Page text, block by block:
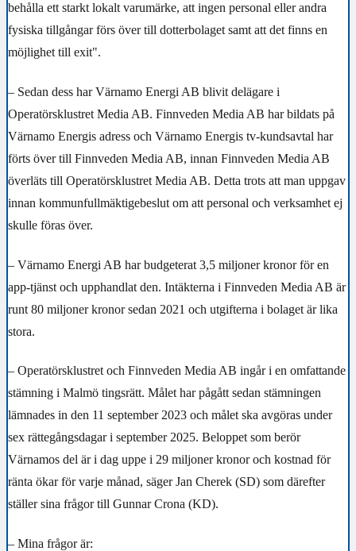
behålla ett starkt lokalt varumärke, att ingen personal eller andra
fysiska tillgångar förs över till dotterbolaget samt att det finns en
möjlighet till exit".
– Sedan dess har Värnamo Energi AB blivit delägare i
Operatörsklustret Media AB. Finnveden Media AB har bildats på
Värnamo Energis adress och Värnamo Energis tv-kundsavtal har
förts över till Finnveden Media AB, innan Finnveden Media AB
överläts till Operatörsklustret Media AB. Detta trots att man uppgav
innan kommunfullmäktigebeslut om att personal och verksamhet ej
skulle föras över.
– Värnamo Energi AB har budgeterat 3,5 miljoner kronor för en
app-tjänst och upphandlat den. Intäkterna i Finnveden Media AB är
runt 80 miljoner kronor sedan 2021 och utgifterna i bolaget är lika
stora.
– Operatörsklustret och Finnveden Media AB ingår i en omfattande
stämning i Malmö tingsrätt. Målet har pågått sedan stämningen
lämnades in den 11 september 2023 och målet ska avgöras under
sex rättegångsdagar i september 2025. Beloppet som berör
Värnamos del är i dag uppe i 29 miljoner kronor och kostnad för
ränta ökar för varje månad, säger Jan Cherek (SD) som därefter
ställer sina frågor till Gunnar Crona (KD).
– Mina frågor är: